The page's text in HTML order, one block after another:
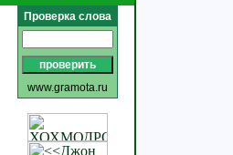
Проверка слова
www.gramota.ru